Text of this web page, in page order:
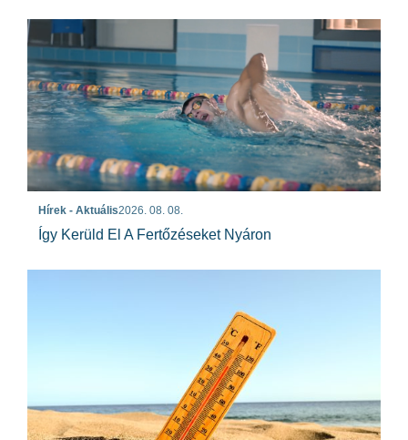
Hírek - Aktuális2026. 08. 08.
Így Kerüld El A Fertőzéseket Nyáron